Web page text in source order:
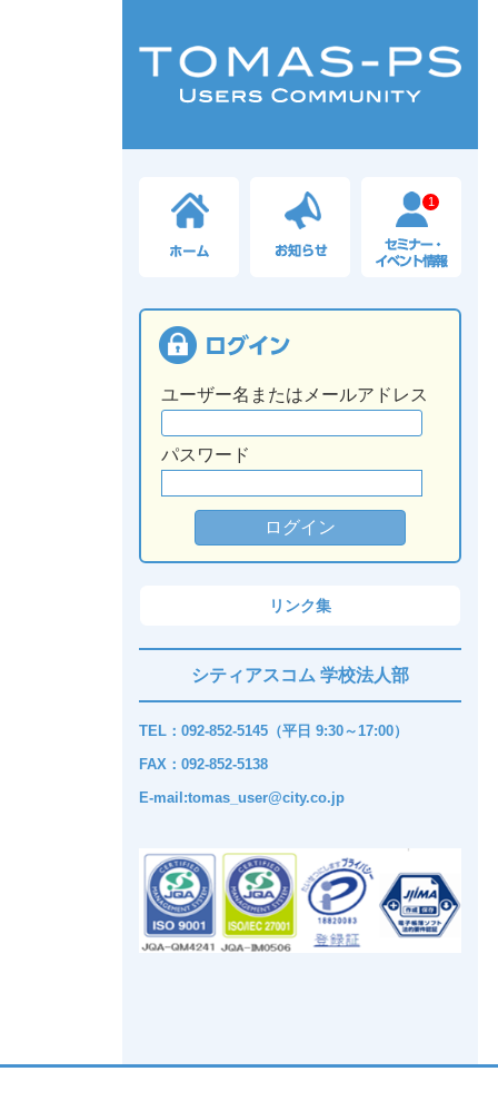
1
ユーザー名またはメールアドレス
パスワード
リンク集
シティアスコム 学校法人部
TEL：092-852-5145（平日 9:30～17:00）
FAX：092-852-5138
E-mail:tomas_user@city.co.jp